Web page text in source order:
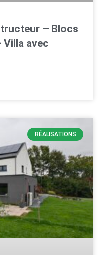
– Blocs
avec
RÉALISATIONS